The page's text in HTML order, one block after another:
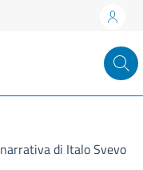
di Italo Svevo